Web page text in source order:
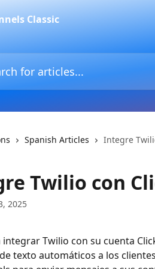
Spanish Articles Integre
Twilio con
2025
Twilio con su cuenta
texto automáticos a los